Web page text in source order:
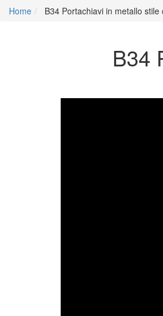
Home B34 Portachiavi in metallo
B34